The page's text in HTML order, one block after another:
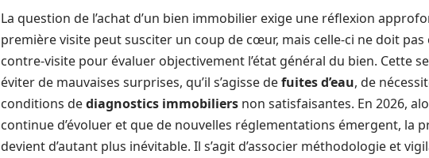
La question de l’achat d’un bien immobilier exige une réflexion
première visite peut susciter un coup de cœur, mais celle-ci ne doit pas
contre-visite pour évaluer objectivement l’état général du bien. Cette
éviter de mauvaises surprises, qu’il s’agisse defuites d’eau, de
conditions dediagnostics immobiliers non satisfaisantes. En 2026,
continue d’évoluer et que de nouvelles réglementations émergent, la
devient d’autant plus inévitable. Il s’agit d’associer méthodologie et